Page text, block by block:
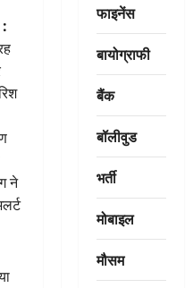
ने
फाइनेंस
बायोग्राफी
बैंक
बॉलीवुड
भर्ती
मोबाइल
मौसम